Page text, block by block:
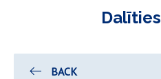
Dalīties
BACK